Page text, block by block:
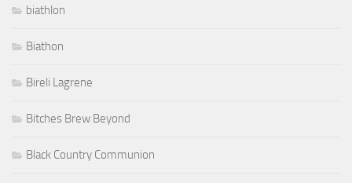
biathlon
Biathon
Bireli Lagrene
Bitches Brew Beyond
Black Country Communion